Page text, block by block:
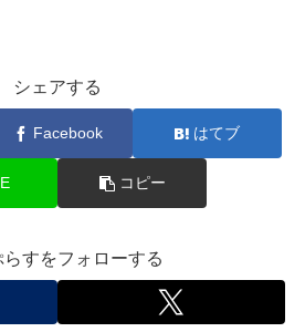
シェアする
Facebook はてブ
コピー
らすをフォローする